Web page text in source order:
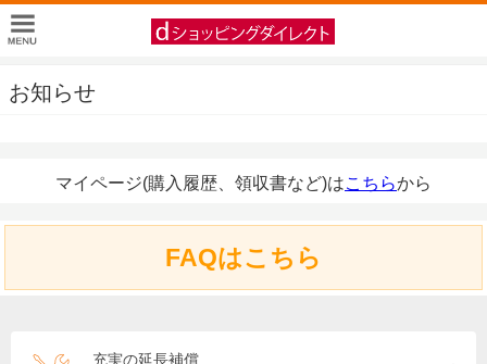
お知らせ
マイページ(購入履歴、領収書など)はこちらから
FAQはこちら
充実の延長補償